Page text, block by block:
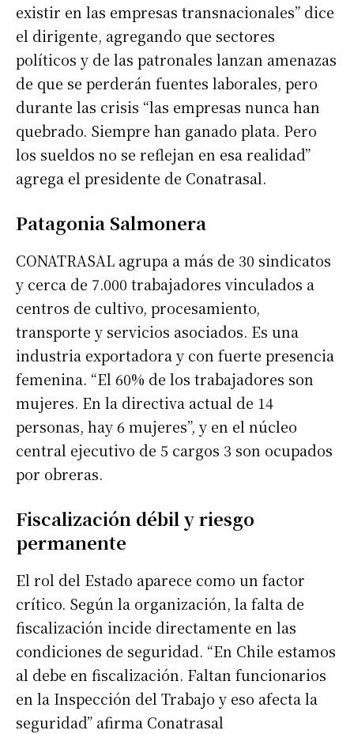
existir en las empresas transnacionales” dice
el dirigente, agregando que sectores
políticos y de las patronales lanzan amenazas
de que se perderán fuentes laborales, pero
durante las crisis “las empresas nunca han
quebrado. Siempre han ganado plata. Pero
los sueldos no se reflejan en esa realidad”
agrega el presidente de Conatrasal.
Patagonia Salmonera
CONATRASAL agrupa a más de 30 sindicatos
y cerca de 7.000 trabajadores vinculados a
centros de cultivo, procesamiento,
transporte y servicios asociados. Es una
industria exportadora y con fuerte presencia
femenina. “El 60% de los trabajadores son
mujeres. En la directiva actual de 14
personas, hay 6 mujeres”, y en el núcleo
central ejecutivo de 5 cargos 3 son ocupados
por obreras.
Fiscalización débil y riesgo
permanente
El rol del Estado aparece como un factor
crítico. Según la organización, la falta de
fiscalización incide directamente en las
condiciones de seguridad. “En Chile estamos
al debe en fiscalización. Faltan funcionarios
en la Inspección del Trabajo y eso afecta la
seguridad” afirma Conatrasal